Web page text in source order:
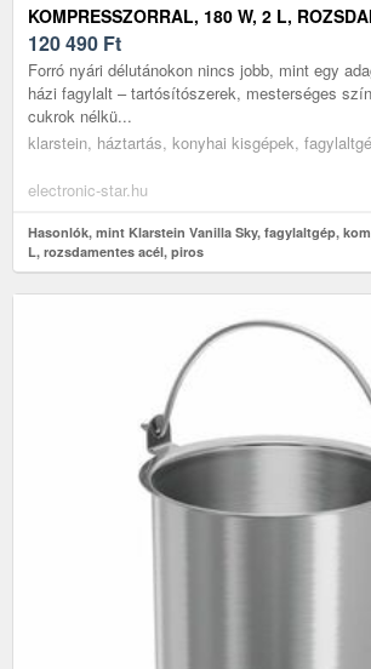
KOMPRESSZORRAL, 180 W, 2 L,
PIROS
120 490 Ft
Forró nyári délutánokon nincs jobb, mint egy
házi fagylalt – tartósítószerek, mesterséges
cukrok nélkü...
klarstein, háztartás, konyhai kisgépek,
electronic-star.hu
Hasonlók, mint Klarstein Vanilla Sky, fagylaltgép,
L, rozsdamentes acél, piros